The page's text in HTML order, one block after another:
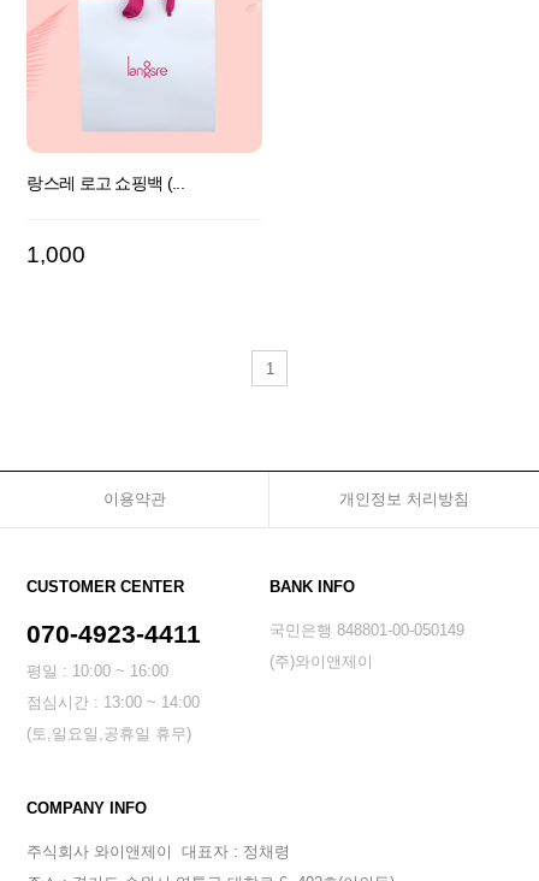
랑스레 로고 쇼핑백 (...
1,000
1
이용약관 개인정보 처리방침
CUSTOMER CENTER
070-4923-4411
평일 : 10:00 ~ 16:00
점심시간 : 13:00 ~ 14:00
(토,일요일,공휴일 휴무)
BANK INFO
국민은행 848801-00-050149
(주)와이앤제이
COMPANY INFO
주식회사 와이앤제이
대표자 : 정채령